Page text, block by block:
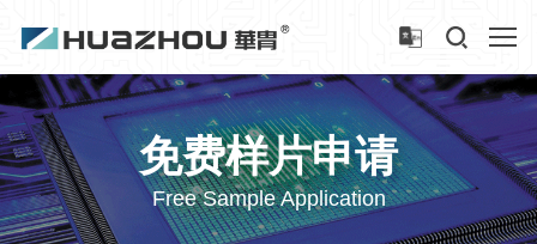
免费样片申请
Free Sample Application